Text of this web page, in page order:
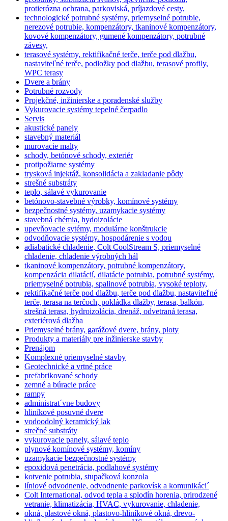
protierózna ochrana, parkoviská, príjazdové cesty,
technologické potrubné systémy, priemyselné potrubie,
nerezové potrubie, kompenzátory, tkaninové kompenzátory,
kovové kompenzátory, gumené kompenzátory, potrubné
závesy,
terasové systémy, rektifikačné terče, terče pod dlažbu,
nastaviteľné terče, podložky pod dlažbu, terasové profily,
WPC terasy
Dvere a brány
Potrubné rozvody
Projekčné, inžinierske a poradenské služby
Vykurovacie systémy tepelné čerpadlo
Servis
akustické panely
stavebný materiál
murovacie malty
schody, betónové schody, exteriér
protipožiarne systémy
trysková injektáž, konsolidácia a zakladanie pôdy
strešné substráty
teplo, sálavé vykurovanie
betónovo-stavebné výrobky, komínové systémy
bezpečnostné systémy, uzamykacie systémy
stavebná chémia, hydoizolácie
upevňovacie sytémy, modulárne konštrukcie
odvodňovacie systémy. hospodárenie s vodou
adiabatické chladenie, Colt CoolStream S, priemyselné
chladenie, chladenie výrobných hál
tkaninové kompenzátory, potrubné kompenzátory,
kompenzácia dilatácií, dilatácie potrubia, potrubné systémy,
priemyselné potrubia, spalinové potrubia, vysoké teploty,
rektifikačné terče pod dlažbu, terče pod dlažbu, nastaviteľné
terče, terasa na terčoch, pokládka dlažby, terasa, balkón,
strešná terasa, hydroizolácia, drenáž, odvetraná terasa,
exteriérová dlažba
Priemyselné brány, garážové dvere, brány, ploty
Produkty a materiály pre inžinierske stavby
Prenájom
Komplexné priemyselné stavby
Geotechnické a vrtné práce
prefabrikované schody
zemné a búracie práce
rampy
administrat´vne budovy
hliníkové posuvné dvere
vodoodolný keramický lak
strečné substráty
vykurovacie panely, sálavé teplo
plynové komínové systémy, komíny
uzamykacie bezpečnostné systémy
epoxidová penetrácia, podlahové systémy
kotvenie potrubia, stupačková konzola
líniové odvodnenie, odvodnenie parkovísk a komunikáci´
Colt International, odvod tepla a splodín horenia, prirodzené
vetranie, klimatizácia, HVAC, vykurovanie, chladenie,
okná, plastové okná, plastovo-hliníkové okná, drevo-